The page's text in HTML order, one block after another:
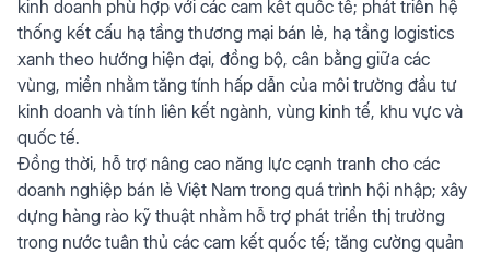
kinh doanh phù hợp với các cam kết quốc tế; phát triển hệ
thống kết cấu hạ tầng thương mại bán lẻ, hạ tầng logistics
xanh theo hướng hiện đại, đồng bộ, cân bằng giữa các
vùng, miền nhằm tăng tính hấp dẫn của môi trường đầu tư
kinh doanh và tính liên kết ngành, vùng kinh tế, khu vực và
quốc tế.
Đồng thời, hỗ trợ nâng cao năng lực cạnh tranh cho các
doanh nghiệp bán lẻ Việt Nam trong quá trình hội nhập; xây
dựng hàng rào kỹ thuật nhằm hỗ trợ phát triển thị trường
trong nước tuân thủ các cam kết quốc tế; tăng cường quản